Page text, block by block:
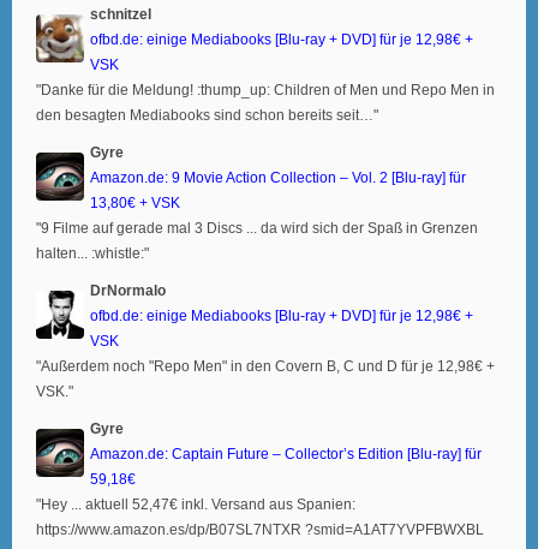
schnitzel
ofbd.de: einige Mediabooks [Blu-ray + DVD] für je 12,98€ +
VSK
"Danke für die Meldung! :thump_up: Children of Men und Repo Men in
den besagten Mediabooks sind schon bereits seit…"
Gyre
Amazon.de: 9 Movie Action Collection – Vol. 2 [Blu-ray] für
13,80€ + VSK
"9 Filme auf gerade mal 3 Discs ... da wird sich der Spaß in Grenzen
halten... :whistle:"
DrNormalo
ofbd.de: einige Mediabooks [Blu-ray + DVD] für je 12,98€ +
VSK
"Außerdem noch "Repo Men" in den Covern B, C und D für je 12,98€ +
VSK."
Gyre
Amazon.de: Captain Future – Collector’s Edition [Blu-ray] für
59,18€
"Hey ... aktuell 52,47€ inkl. Versand aus Spanien:
https://www.amazon.es/dp/B07SL7NTXR ?smid=A1AT7YVPFBWXBL